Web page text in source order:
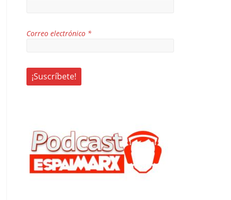
Correo electrónico *